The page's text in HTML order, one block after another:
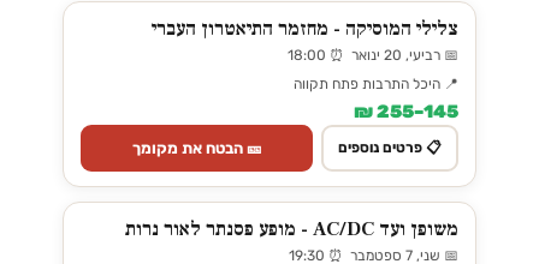
צלילי המוסיקה - מחזמר התיאטרון העברי
📅 רביעי, 20 ינואר ⏰ 18:00
📍 היכל התרבות פתח תקווה
145–255 ₪
📋 פרטים נוספים 🎫 הבטח את מקומך
משופן ועד AC/DC - מופע פסנתר לאור נרות
📅 שני, 7 ספטמבר ⏰ 19:30